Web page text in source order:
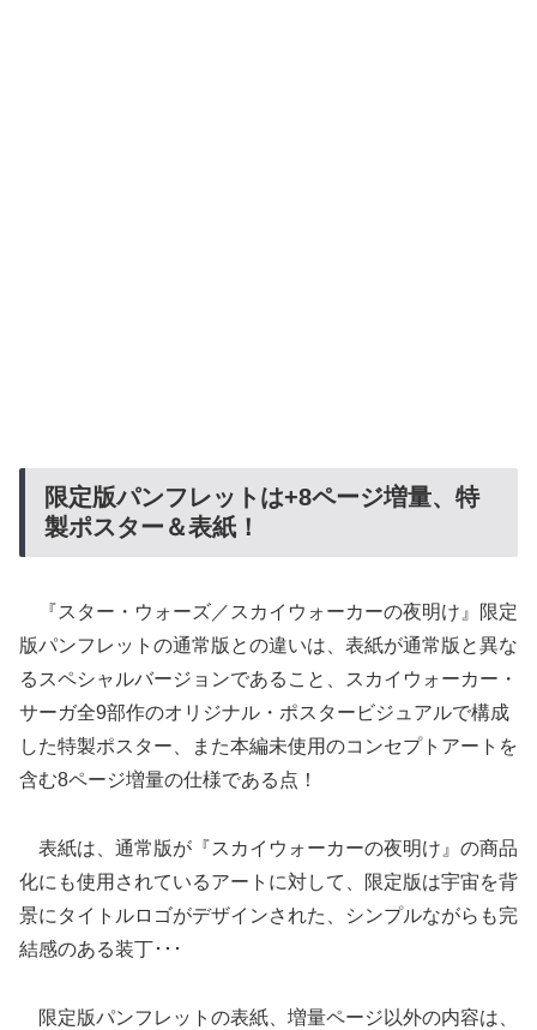
限定版パンフレットは+8ページ増量、特
製ポスター＆表紙！
『スター・ウォーズ／スカイウォーカーの夜明け』限定
版パンフレットの通常版との違いは、表紙が通常版と異な
るスペシャルバージョンであること、スカイウォーカー・
サーガ全9部作のオリジナル・ポスタービジュアルで構成
した特製ポスター、また本編未使用のコンセプトアートを
含む8ページ増量の仕様である点！
表紙は、通常版が『スカイウォーカーの夜明け』の商品
化にも使用されているアートに対して、限定版は宇宙を背
景にタイトルロゴがデザインされた、シンプルながらも完
結感のある装丁･･･
限定版パンフレットの表紙、増量ページ以外の内容は、